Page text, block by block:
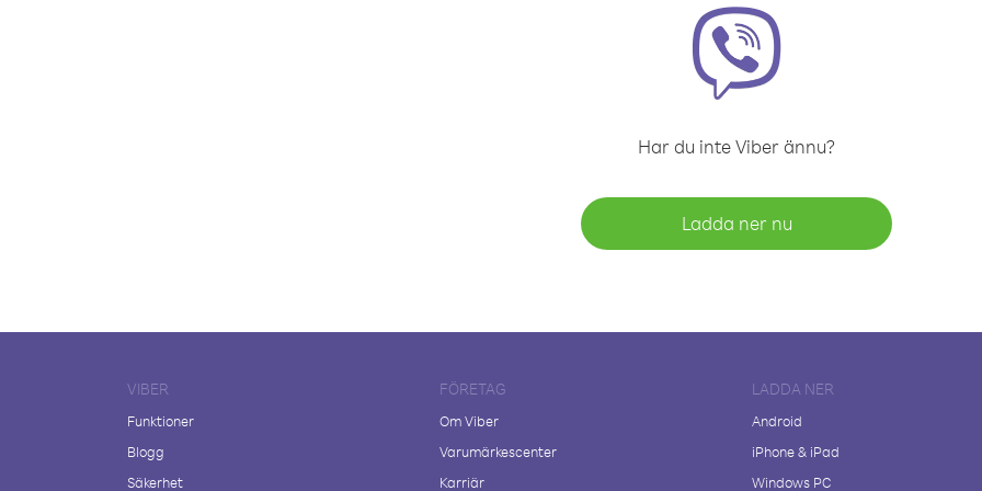
Har du inte Viber ännu?
Ladda ner nu
VIBER
Funktioner
Blogg
Säkerhet
FÖRETAG
Om Viber
Varumärkescenter
Karriär
LADDA NER
Android
iPhone & iPad
Windows PC